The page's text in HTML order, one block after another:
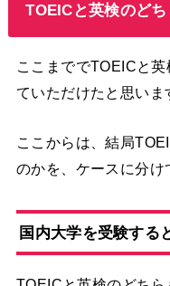
TOEICと英検のど
ここまででTOEICと
ていただけたと思いま
ここからは、結局
のかを、ケースに分け
国内大学を受験する